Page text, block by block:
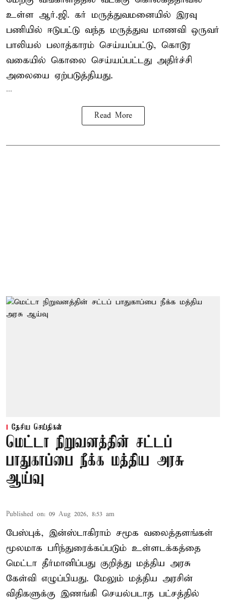
உள்ள ஆர்.ஜி. கர் மருத்துவமனையில் இரவு
பணியில் ஈடுபட்டு வந்த மருத்துவ மாணவி ஒருவர்
பாலியல் பலாத்காரம் செய்யப்பட்டு, கொடூர
வகையில் கொலை செய்யப்பட்டது அதிர்ச்சி
அலையை ஏற்படுத்தியது.
...
Read More
தேசிய செய்திகள்
மெட்டா நிறுவனத்தின் சட்டப்
பாதுகாப்பை நீக்க மத்திய அரசு
ஆய்வு
Published on: 09 Aug 2026, 8:53 am
பேஸ்புக், இன்ஸ்டாகிராம் சமூக வலைத்தளங்கள்
மூலமாக பரிந்துரைக்கப்படும் உள்ளடக்கத்தை
மெட்டா தீர்மானிப்பது குறித்து மத்திய அரசு
கேள்வி எழுப்பியது. மேலும் மத்திய அரசின்
விதிகளுக்கு இணங்கி செயல்படாத பட்சத்தில்